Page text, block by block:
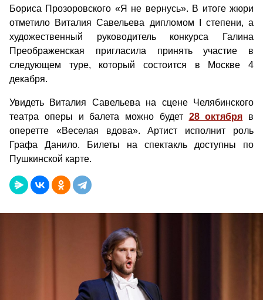
Бориса Прозоровского «Я не вернусь». В итоге жюри
отметило Виталия Савельева дипломом I степени, а
художественный руководитель конкурса Галина
Преображенская пригласила принять участие в
следующем туре, который состоится в Москве 4
декабря.
Увидеть Виталия Савельева на сцене Челябинского
театра оперы и балета можно будет 28 октября в
оперетте «Веселая вдова». Артист исполнит роль
Графа Данило. Билеты на спектакль доступны по
Пушкинской карте.